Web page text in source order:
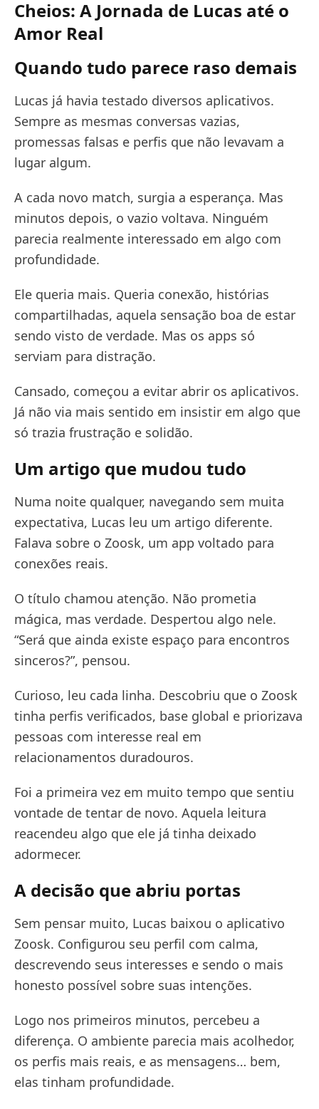
Cheios: A Jornada de Lucas até o
Amor Real
Quando tudo parece raso demais
Lucas já havia testado diversos aplicativos.
Sempre as mesmas conversas vazias,
promessas falsas e perfis que não levavam a
lugar algum.
A cada novo match, surgia a esperança. Mas
minutos depois, o vazio voltava. Ninguém
parecia realmente interessado em algo com
profundidade.
Ele queria mais. Queria conexão, histórias
compartilhadas, aquela sensação boa de estar
sendo visto de verdade. Mas os apps só
serviam para distração.
Cansado, começou a evitar abrir os aplicativos.
Já não via mais sentido em insistir em algo que
só trazia frustração e solidão.
Um artigo que mudou tudo
Numa noite qualquer, navegando sem muita
expectativa, Lucas leu um artigo diferente.
Falava sobre o Zoosk, um app voltado para
conexões reais.
O título chamou atenção. Não prometia
mágica, mas verdade. Despertou algo nele.
“Será que ainda existe espaço para encontros
sinceros?”, pensou.
Curioso, leu cada linha. Descobriu que o Zoosk
tinha perfis verificados, base global e priorizava
pessoas com interesse real em
relacionamentos duradouros.
Foi a primeira vez em muito tempo que sentiu
vontade de tentar de novo. Aquela leitura
reacendeu algo que ele já tinha deixado
adormecer.
A decisão que abriu portas
Sem pensar muito, Lucas baixou o aplicativo
Zoosk. Configurou seu perfil com calma,
descrevendo seus interesses e sendo o mais
honesto possível sobre suas intenções.
Logo nos primeiros minutos, percebeu a
diferença. O ambiente parecia mais acolhedor,
os perfis mais reais, e as mensagens… bem,
elas tinham profundidade.